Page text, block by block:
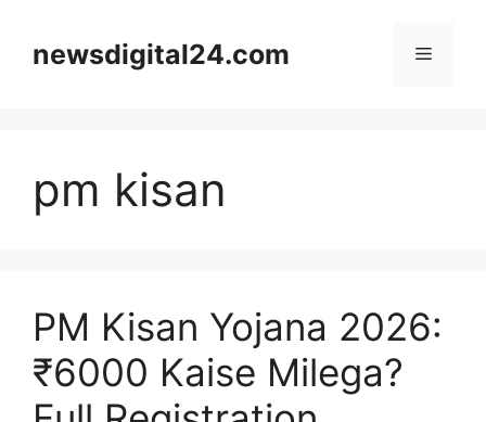
contentnewsdigital24.com Menu
pm kisan
PM Kisan Yojana 2026:
₹6000 Kaise Milega?